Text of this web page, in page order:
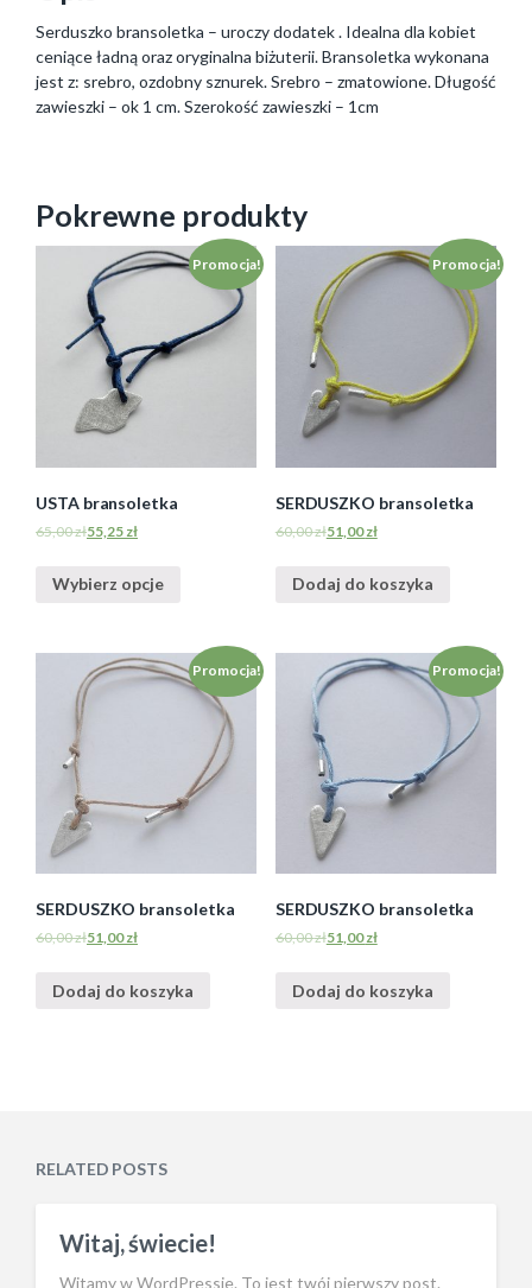
Serduszko bransoletka – uroczy dodatek . Idealna dla kobiet
ceniące ładną oraz oryginalna biżuterii. Bransoletka wykonana
jest z: srebro, ozdobny sznurek. Srebro – zmatowione. Długość
zawieszki – ok 1 cm. Szerokość zawieszki – 1cm
Pokrewne produkty
Promocja!
USTA bransoletka
65,00zł55,25 zł
Wybierz opcje
Promocja!
SERDUSZKO bransoletka
60,00zł51,00zł
Dodaj do koszyka
Promocja!
SERDUSZKO bransoletka
60,00zł51,00zł
Dodaj do koszyka
Promocja!
SERDUSZKO bransoletka
60,00zł51,00zł
Dodaj do koszyka
RELATED POSTS
Witaj, świecie!
Witamy w WordPressie. To jest twój pierwszy post.